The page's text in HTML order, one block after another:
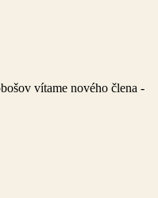
vítame nového člena -